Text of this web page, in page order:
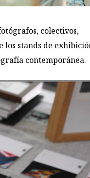
colectivos,
los stands de
contemporánea.